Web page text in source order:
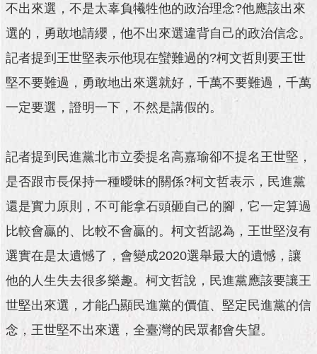
民
參
與
專
臺
北
網
府
網
站
資
開
放
宣
告
不出來選，不是太辜負犧牲他的政治理念?他應該出來
選的，勇敢地請纓，他不出來選違背自己的政治信念。
記者提到王世堅表示他現在蠻難過的?柯文哲則要王世
堅不要難過，勇敢地出來選就好，千萬不要難過，千萬
一定要選，證明一下，不然是講假的。
記者提到民進黨北市立委提名高嘉瑜卻不提名王世堅，
是否跟市長保持一種曖昧的關係?柯文哲表示，民進黨
還是實力原則，不可能拿石頭砸自己的腳，它一定算過
比較會贏的、比較不會贏的。柯文哲認為，王世堅沒有
選實在是太遺憾了，會變成2020選舉最大的遺憾，讓
他的人生失去很多樂趣。柯文哲說，民進黨應該要讓王
世堅出來選，才能凸顯民進黨的價值、堅定民進黨的信
念，王世堅不出來選，全臺灣的民眾都會失望。